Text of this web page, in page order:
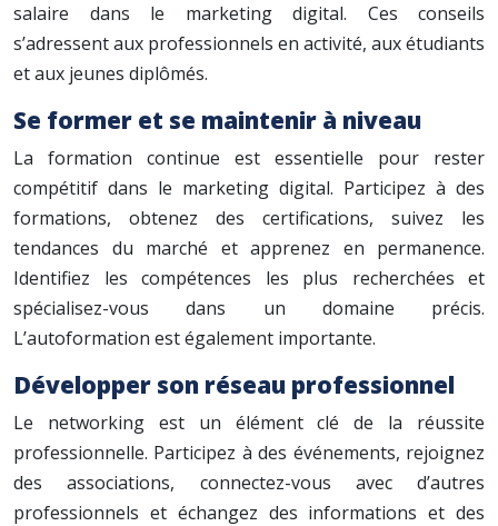
salaire dans le marketing digital. Ces conseils
s’adressent aux professionnels en activité, aux étudiants
et aux jeunes diplômés.
Se former et se maintenir à niveau
La formation continue est essentielle pour rester
compétitif dans le marketing digital. Participez à des
formations, obtenez des certifications, suivez les
tendances du marché et apprenez en permanence.
Identifiez les compétences les plus recherchées et
spécialisez-vous dans un domaine précis.
L’autoformation est également importante.
Développer son réseau professionnel
Le networking est un élément clé de la réussite
professionnelle. Participez à des événements, rejoignez
des associations, connectez-vous avec d’autres
professionnels et échangez des informations et des